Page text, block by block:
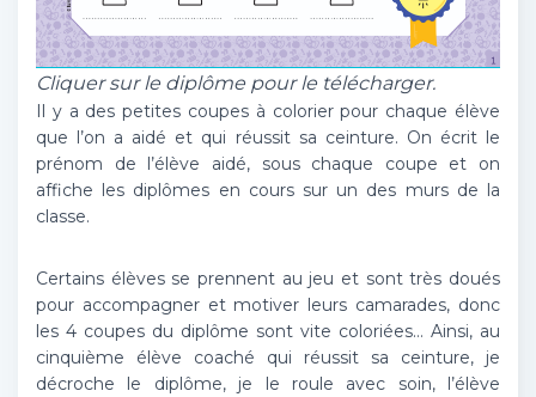
Cliquer sur le diplôme pour le télécharger.
Il y a des petites coupes à colorier pour chaque élève
que l’on a aidé et qui réussit sa ceinture. On écrit le
prénom de l’élève aidé, sous chaque coupe et on
affiche les diplômes en cours sur un des murs de la
classe.
Certains élèves se prennent au jeu et sont très doués
pour accompagner et motiver leurs camarades, donc
les 4 coupes du diplôme sont vite coloriées… Ainsi, au
cinquième élève coaché qui réussit sa ceinture, je
décroche le diplôme, je le roule avec soin, l’élève